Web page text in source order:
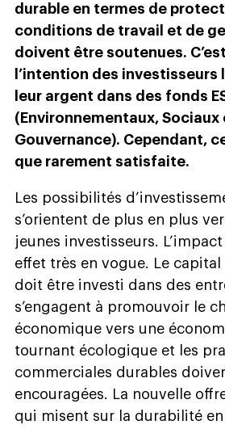
durable en termes de
conditions de travail et de
doivent être soutenues.
l’intention des investisseurs
leur argent dans des fonds
(Environnementaux, Sociaux
Gouvernance). Cependant,
que rarement satisfaite.
Les possibilités
s’orientent de plus en plus
jeunes investisseurs.
effet très en vogue. Le
doit être investi dans des
s’engagent à promouvoir le
économique vers une
tournant écologique et les
commerciales durables
encouragées. La nouvelle
qui misent sur la durabilité